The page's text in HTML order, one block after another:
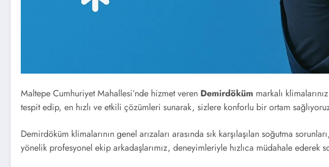
Maltepe Cumhuriyet Mahallesi’nde hizmet veren Demirdöküm markalı
tespit edip, en hızlı ve etkili çözümleri sunarak, sizlere konforlu bir ortam
Demirdöküm klimalarının genel arızaları arasında sık karşılaşılan soğutma
yönelik profesyonel ekip arkadaşlarımız, deneyimleriyle hızlıca müdahale ederek